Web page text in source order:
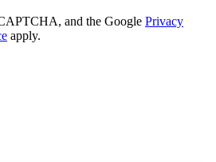
and the Google Privacy
apply.